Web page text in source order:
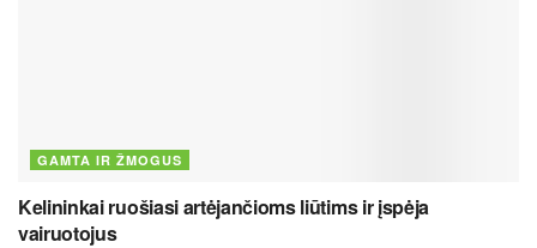
GAMTA IR ŽMOGUS
Kelininkai ruošiasi artėjančioms liūtims ir įspėja
vairuotojus